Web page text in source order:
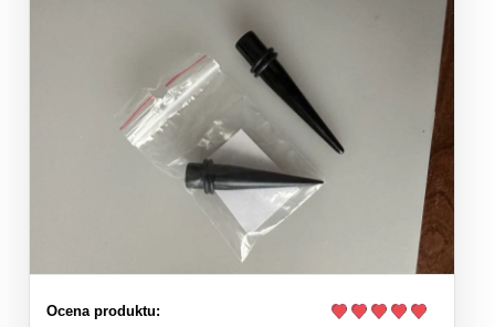
Ocena produktu: